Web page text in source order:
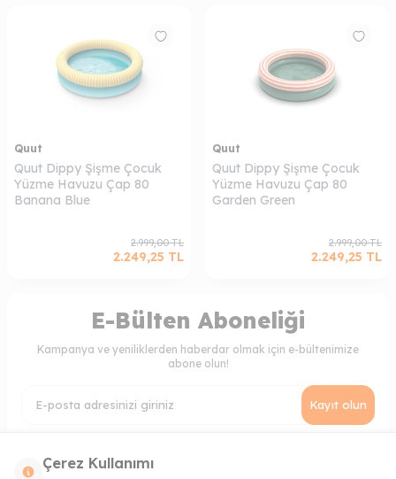
Quut
Quut Dippy Şişme Çocuk
Yüzme Havuzu Çap 80
Banana Blue
2.999,00TL
2.249,25 TL
Quut
Quut Dippy Şişme Çocuk
Yüzme Havuzu Çap 80
Garden Green
2.999,00TL
2.249,25 TL
E-Bülten Aboneliği
Kampanya ve yeniliklerden haberdar olmak için e-bültenimize
abone olun!
Kayıt olun
Çerez Kullanımı